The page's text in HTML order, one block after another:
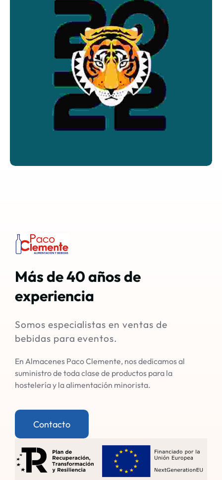
Más de 40 años de
experiencia
Somos especialistas en ventas de
bebidas para eventos.
En Almacenes Paco Clemente, nos dedicamos al
suministro de toda clase de productos para la
hostelería y la alimentación minorista.
Contacto